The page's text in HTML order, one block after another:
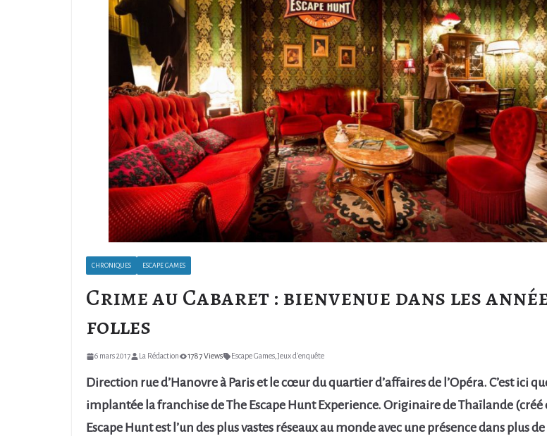
CHRONIQUES ESCAPE GAMES
Crime au Cabaret : bienvenue dans les
folles
6 mars 2017 La Rédaction 1787 Views Escape Games Jeux d'enquête
Direction rue d’Hanovre à Paris et le cœur du quartier d’affaires de l’Opéra. C’est ici
implantée la franchise de The Escape Hunt Experience. Originaire de Thaïlande (créé
Escape Hunt est l’un des plus vastes réseaux au monde avec une présence dans plus